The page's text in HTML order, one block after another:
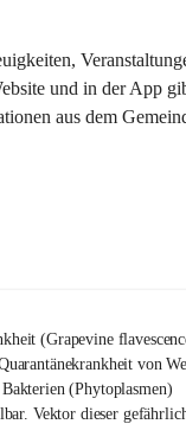
und in der App
aus dem
(Grapevine
von
(Phytoplasmen)
Vektor dieser